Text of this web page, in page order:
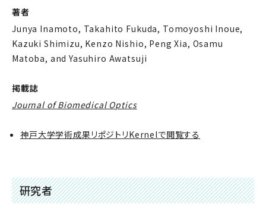
著者
Junya Inamoto, Takahito Fukuda, Tomoyoshi Inoue,
Kazuki Shimizu, Kenzo Nishio, Peng Xia, Osamu
Matoba, and Yasuhiro Awatsuji
掲載誌
Journal of Biomedical Optics
神戸大学学術成果リポジトリKernelで閲覧する
研究者